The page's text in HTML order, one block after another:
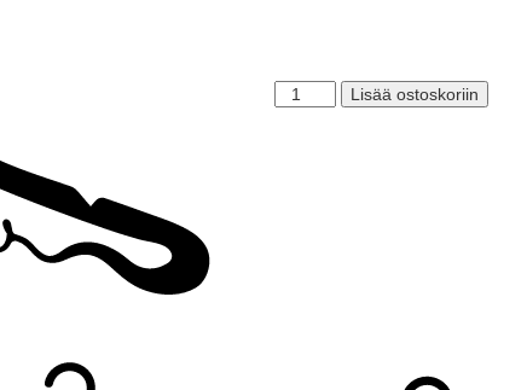
Vjatsešlav
määrä
Lisää ostoskoriin